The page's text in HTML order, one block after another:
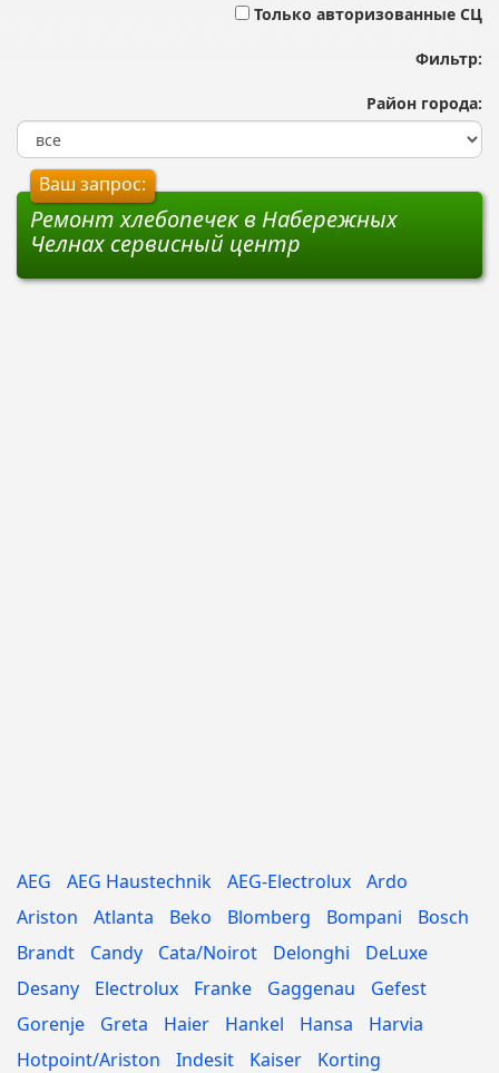
Только авторизованные СЦ
Фильтр:
Район города:
Ваш запрос:
Ремонт хлебопечек в Набережных
Челнах сервисный центр
AEG AEG Haustechnik AEG-Electrolux
Ardo
Ariston
Atlanta Beko Blomberg Bompani
Bosch
Brandt
Candy Cata/Noirot Delonghi
DeLuxe
Desany
Electrolux Franke Gaggenau
Gefest
Gorenje
Greta Haier Hankel Hansa
Harvia
Hotpoint/Ariston
Indesit Kaiser
Korting